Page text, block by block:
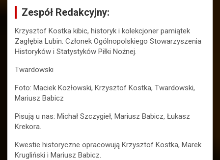
Zespół Redakcyjny:
Krzysztof Kostka kibic, historyk i kolekcjoner pamiątek
Zagłębia Lubin. Członek Ogólnopolskiego Stowarzyszenia
Historyków i Statystyków Piłki Nożnej.
Twardowski
Foto: Maciek Kozłowski, Krzysztof Kostka, Twardowski,
Mariusz Babicz
Pisują u nas: Michał Szczygieł, Mariusz Babicz, Łukasz
Krekora.
Kwestie historyczne opracowują Krzysztof Kostka, Marek
Krugliński i Mariusz Babicz.